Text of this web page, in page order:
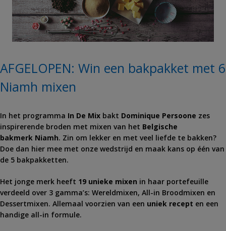
AFGELOPEN: Win een bakpakket met 6
Niamh mixen
In het programma In De Mix bakt Dominique Persoone zes
inspirerende broden met mixen van het Belgische
bakmerk Niamh. Zin om lekker en met veel liefde te bakken?
Doe dan hier mee met onze wedstrijd en maak kans op één van
de 5 bakpakketten.
Het jonge merk heeft 19 unieke mixen in haar portefeuille
verdeeld over 3 gamma’s: Wereldmixen, All-in Broodmixen en
Dessertmixen. Allemaal voorzien van een uniek recept en een
handige all-in formule.